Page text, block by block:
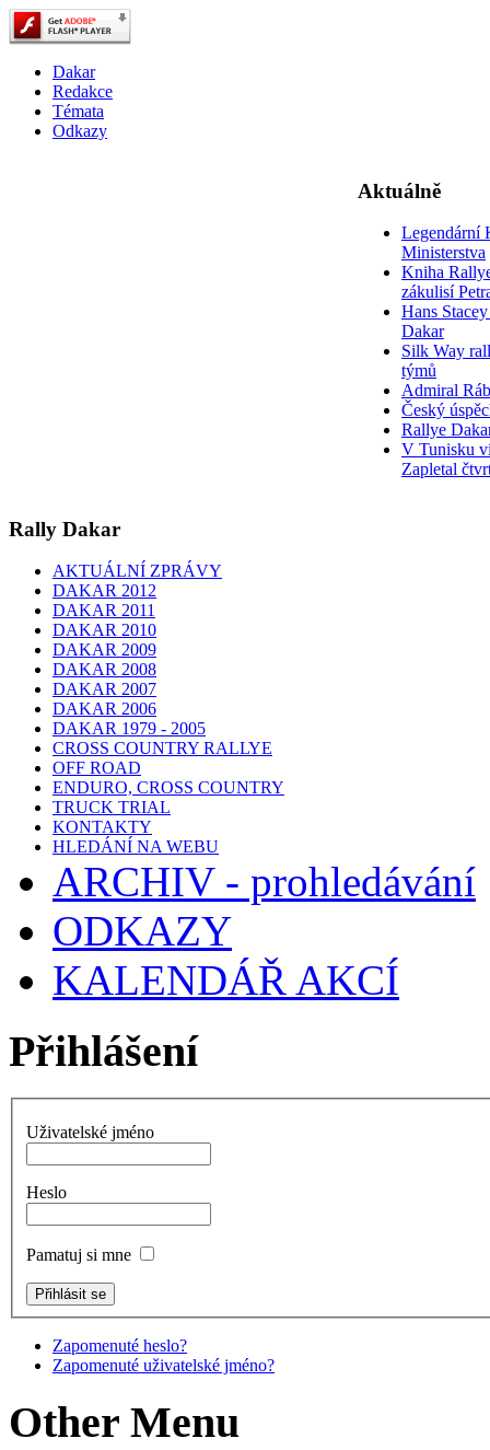
Dakar
Redakce
Témata
Odkazy
Aktuálně
Legendární
Ministerstva
Kniha
zákulisí
Hans
Dakar
Silk Way
týmů
Admiral
Český
Rallye
V Tunisku
Zapletal
Rally Dakar
AKTUÁLNÍ ZPRÁVY
DAKAR 2012
DAKAR 2011
DAKAR 2010
DAKAR 2009
DAKAR 2008
DAKAR 2007
DAKAR 2006
DAKAR 1979 - 2005
CROSS COUNTRY RALLYE
OFF ROAD
ENDURO, CROSS COUNTRY
TRUCK TRIAL
KONTAKTY
HLEDÁNÍ NA WEBU
ARCHIV - prohledávání
ODKAZY
KALENDÁŘ AKCÍ
Přihlášení
Uživatelské jméno
Heslo
Pamatuj si mne
Zapomenuté heslo?
Zapomenuté uživatelské jméno?
Other Menu